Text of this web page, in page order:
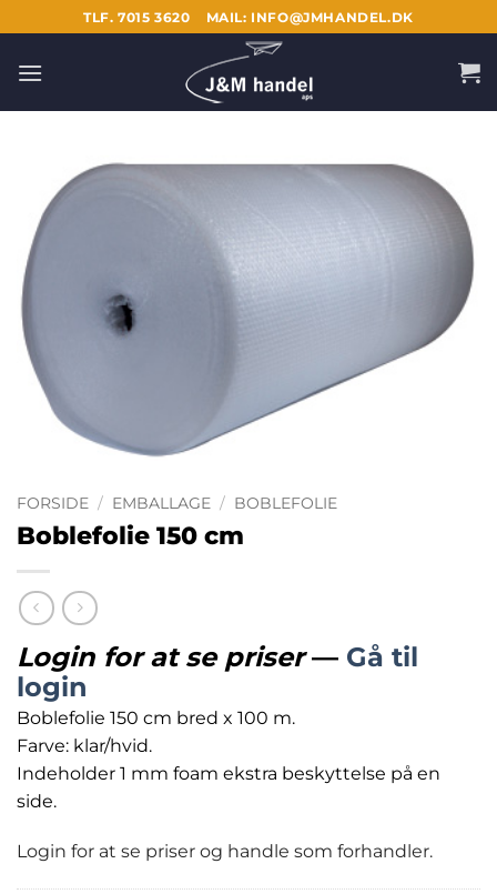
til
indhold
TLF. 7015 3620 MAIL: INFO@JMHANDEL.DK
FORSIDE / EMBALLAGE / BOBLEFOLIE
Boblefolie 150 cm
Login for at se priser— Gå til
login
Boblefolie 150 cm bred x 100 m.
Farve: klar/hvid.
Indeholder 1 mm foam ekstra beskyttelse på en
side.
Login for at se priser og handle som forhandler.